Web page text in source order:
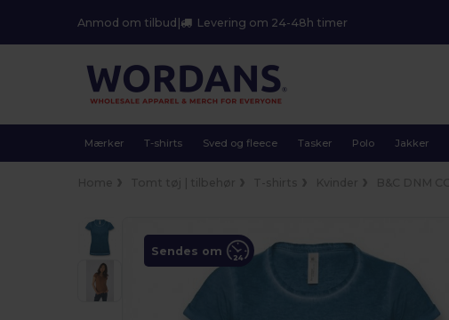
Anmod om tilbud | Levering om 24-48h timer
Mærker T-shirts Sved og fleece Tasker Polo Jakker
Sendes om